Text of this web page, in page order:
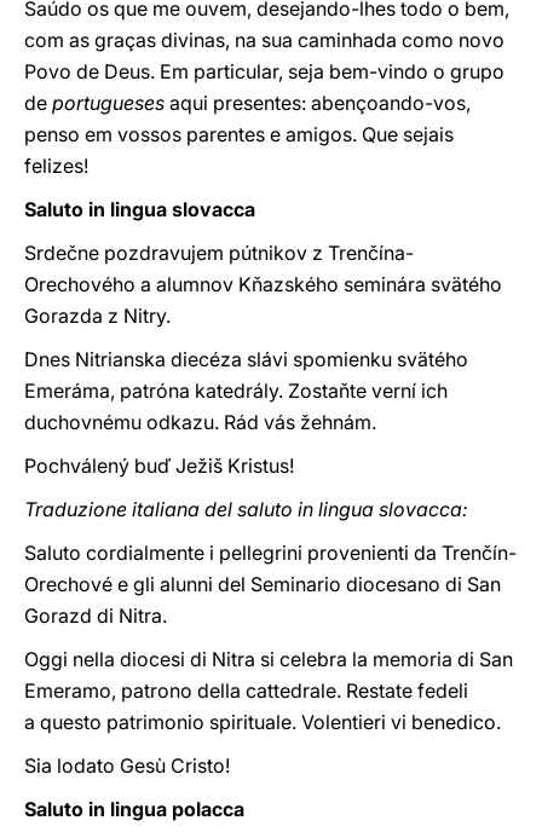
Saúdo os que me ouvem, desejando-lhes todo o bem,
com as graças divinas, na sua caminhada como novo
Povo de Deus. Em particular, seja bem-vindo o grupo
de portugueses aqui presentes: abençoando-vos,
penso em vossos parentes e amigos. Que sejais
felizes!
Saluto in lingua slovacca
Srdečne pozdravujem pútnikov z Trenčína-
Orechového a alumnov Kňazského seminára svätého
Gorazda z Nitry.
Dnes Nitrianska diecéza slávi spomienku svätého
Emeráma, patróna katedrály. Zostaňte verní ich
duchovnému odkazu. Rád vás žehnám.
Pochválený buď Ježiš Kristus!
Traduzione italiana del saluto in lingua slovacca:
Saluto cordialmente i pellegrini provenienti da Trenčín-
Orechové e gli alunni del Seminario diocesano di San
Gorazd di Nitra.
Oggi nella diocesi di Nitra si celebra la memoria di San
Emeramo, patrono della cattedrale. Restate fedeli
a questo patrimonio spirituale. Volentieri vi benedico.
Sia lodato Gesù Cristo!
Saluto in lingua polacca